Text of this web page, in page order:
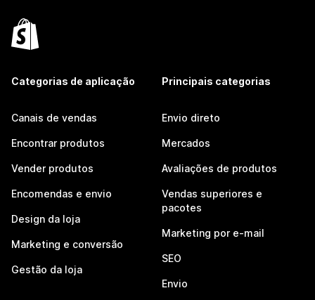
Categorias de aplicação
Canais de vendas
Encontrar produtos
Vender produtos
Encomendas e envio
Design da loja
Marketing e conversão
Gestão da loja
Principais categorias
Envio direto
Mercados
Avaliações de produtos
Vendas superiores e
pacotes
Marketing por e-mail
SEO
Envio